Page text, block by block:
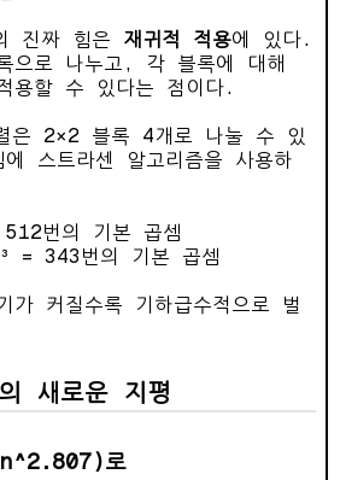
진짜 힘은 재귀적 적용에 있다.
으로 나누고, 각 블록에 대해
용할 수 있다는 점이다.
은 2×2 블록 4개로 나눌 수 있
스트라센 알고리즘을 사용하
번의 기본 곱셈
= 343번의 기본 곱셈
가 커질수록 기하급수적으로 벌
새로운 지평
로